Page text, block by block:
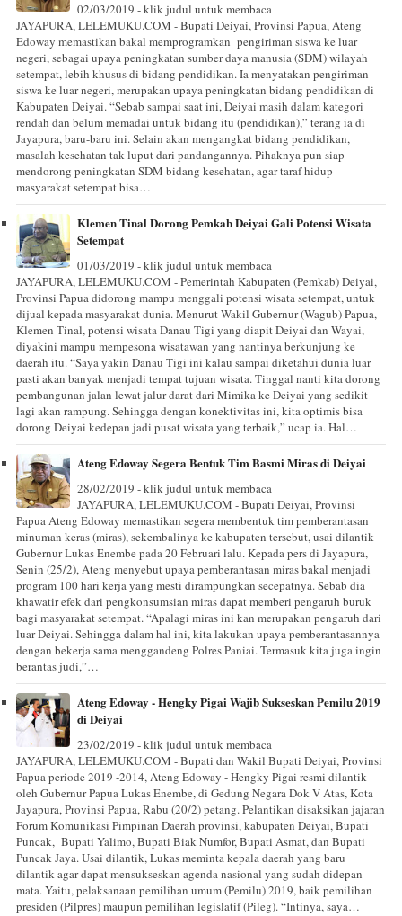
02/03/2019 - klik judul untuk membaca
JAYAPURA, LELEMUKU.COM - Bupati Deiyai, Provinsi Papua, Ateng
Edoway memastikan bakal memprogramkan pengiriman siswa ke luar
negeri, sebagai upaya peningkatan sumber daya manusia (SDM) wilayah
setempat, lebih khusus di bidang pendidikan. Ia menyatakan pengiriman
siswa ke luar negeri, merupakan upaya peningkatan bidang pendidikan di
Kabupaten Deiyai. “Sebab sampai saat ini, Deiyai masih dalam kategori
rendah dan belum memadai untuk bidang itu (pendidikan),” terang ia di
Jayapura, baru-baru ini. Selain akan mengangkat bidang pendidikan,
masalah kesehatan tak luput dari pandangannya. Pihaknya pun siap
mendorong peningkatan SDM bidang kesehatan, agar taraf hidup
masyarakat setempat bisa…
Klemen Tinal Dorong Pemkab Deiyai Gali Potensi Wisata
Setempat
01/03/2019 - klik judul untuk membaca
JAYAPURA, LELEMUKU.COM - Pemerintah Kabupaten (Pemkab) Deiyai,
Provinsi Papua didorong mampu menggali potensi wisata setempat, untuk
dijual kepada masyarakat dunia. Menurut Wakil Gubernur (Wagub) Papua,
Klemen Tinal, potensi wisata Danau Tigi yang diapit Deiyai dan Wayai,
diyakini mampu mempesona wisatawan yang nantinya berkunjung ke
daerah itu. “Saya yakin Danau Tigi ini kalau sampai diketahui dunia luar
pasti akan banyak menjadi tempat tujuan wisata. Tinggal nanti kita dorong
pembangunan jalan lewat jalur darat dari Mimika ke Deiyai yang sedikit
lagi akan rampung. Sehingga dengan konektivitas ini, kita optimis bisa
dorong Deiyai kedepan jadi pusat wisata yang terbaik,” ucap ia. Hal…
Ateng Edoway Segera Bentuk Tim Basmi Miras di Deiyai
28/02/2019 - klik judul untuk membaca
JAYAPURA, LELEMUKU.COM - Bupati Deiyai, Provinsi
Papua Ateng Edoway memastikan segera membentuk tim pemberantasan
minuman keras (miras), sekembalinya ke kabupaten tersebut, usai dilantik
Gubernur Lukas Enembe pada 20 Februari lalu. Kepada pers di Jayapura,
Senin (25/2), Ateng menyebut upaya pemberantasan miras bakal menjadi
program 100 hari kerja yang mesti dirampungkan secepatnya. Sebab dia
khawatir efek dari pengkonsumsian miras dapat memberi pengaruh buruk
bagi masyarakat setempat. “Apalagi miras ini kan merupakan pengaruh dari
luar Deiyai. Sehingga dalam hal ini, kita lakukan upaya pemberantasannya
dengan bekerja sama menggandeng Polres Paniai. Termasuk kita juga ingin
berantas judi,”…
Ateng Edoway - Hengky Pigai Wajib Sukseskan Pemilu 2019
di Deiyai
23/02/2019 - klik judul untuk membaca
JAYAPURA, LELEMUKU.COM - Bupati dan Wakil Bupati Deiyai, Provinsi
Papua periode 2019 -2014, Ateng Edoway - Hengky Pigai resmi dilantik
oleh Gubernur Papua Lukas Enembe, di Gedung Negara Dok V Atas, Kota
Jayapura, Provinsi Papua, Rabu (20/2) petang. Pelantikan disaksikan jajaran
Forum Komunikasi Pimpinan Daerah provinsi, kabupaten Deiyai, Bupati
Puncak, Bupati Yalimo, Bupati Biak Numfor, Bupati Asmat, dan Bupati
Puncak Jaya. Usai dilantik, Lukas meminta kepala daerah yang baru
dilantik agar dapat mensukseskan agenda nasional yang sudah didepan
mata. Yaitu, pelaksanaan pemilihan umum (Pemilu) 2019, baik pemilihan
presiden (Pilpres) maupun pemilihan legislatif (Pileg). “Intinya, saya…